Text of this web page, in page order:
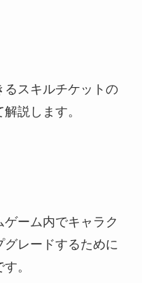
るスキルチケットの
説します。
ーム内でキャラク
グレードするために
。